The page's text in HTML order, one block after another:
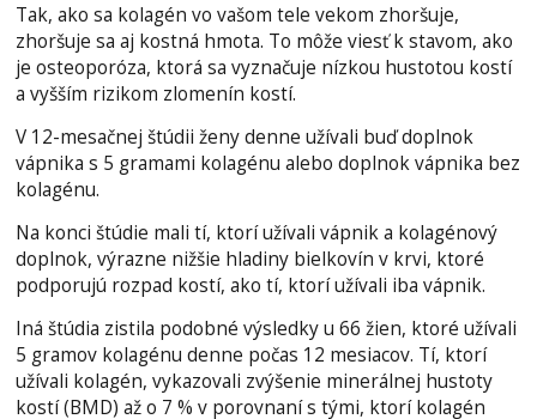
Tak, ako sa kolagén vo vašom tele vekom zhoršuje,
zhoršuje sa aj kostná hmota. To môže viesť k stavom, ako
je osteoporóza, ktorá sa vyznačuje nízkou hustotou kostí
a vyšším rizikom zlomenín kostí.
V 12-mesačnej štúdii ženy denne užívali buď doplnok
vápnika s 5 gramami kolagénu alebo doplnok vápnika bez
kolagénu.
Na konci štúdie mali tí, ktorí užívali vápnik a kolagénový
doplnok, výrazne nižšie hladiny bielkovín v krvi, ktoré
podporujú rozpad kostí, ako tí, ktorí užívali iba vápnik.
Iná štúdia zistila podobné výsledky u 66 žien, ktoré užívali
5 gramov kolagénu denne počas 12 mesiacov. Tí, ktorí
užívali kolagén, vykazovali zvýšenie minerálnej hustoty
kostí (BMD) až o 7 % v porovnaní s tými, ktorí kolagén